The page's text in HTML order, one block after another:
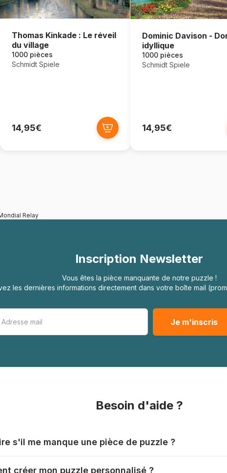
Thomas Kinkade : Le réveil
du village
1000 pièces
Schmidt Spiele
14,95€
Dominic Davison -
idyllique
1000 pièces
Schmidt Spiele
14,95€
Relay
Inscription Newsletter
Vous êtes la pièce manquante de notre puzzle !
les dernières informations directement dans votre boîte mail
Besoin d'aide ?
s'il me manque une pièce de puzzle ?
créer mon puzzle personnalisé ?